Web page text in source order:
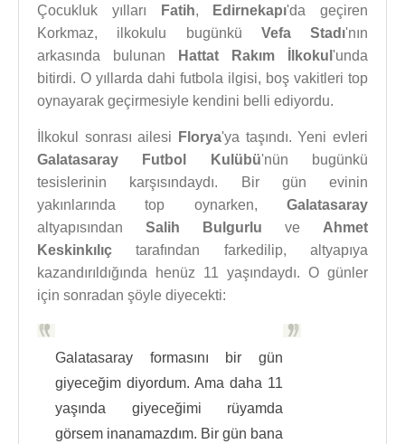
Çocukluk yılları Fatih, Edirnekapı'da geçiren
Korkmaz, ilkokulu bugünkü Vefa Stadı'nın
arkasında bulunan
Hattat Rakım İlkokul 'unda
bitirdi. O yıllarda dahi futbola ilgisi, boş vakitleri top
oynayarak geçirmesiyle kendini belli ediyordu.
İlkokul sonrası ailesi Florya'ya taşındı. Yeni evleri
Galatasaray Futbol Kulübü'nün bugünkü
tesislerinin karşısındaydı. Bir gün evinin
yakınlarında top oynarken, Galatasaray
altyapısından Salih Bulgurlu ve Ahmet
Keskinkılıç tarafından farkedilip, altyapıya
kazandırıldığında henüz 11 yaşındaydı. O günler
için sonradan şöyle diyecekti:
Galatasaray formasını bir gün
giyeceğim diyordum. Ama daha 11
yaşında giyeceğimi rüyamda
görsem inanamazdım. Bir gün bana